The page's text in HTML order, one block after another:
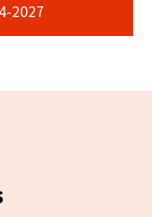
2027